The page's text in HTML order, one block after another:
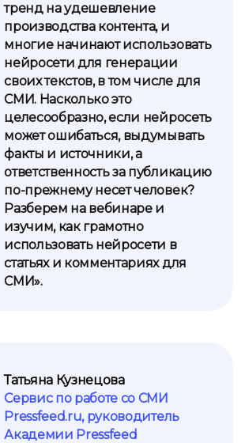
тренд на удешевление
производства контента, и
многие начинают использовать
нейросети для генерации
своих текстов, в том числе для
СМИ. Насколько это
целесообразно, если нейросеть
может ошибаться, выдумывать
факты и источники, а
ответственность за публикацию
по-прежнему несет человек?
Разберем на вебинаре и
изучим, как грамотно
использовать нейросети в
статьях и комментариях для
СМИ».
Сервис по работе со СМИ
Pressfeed.ru, руководитель
Академии Pressfeed
Татьяна Кузнецова